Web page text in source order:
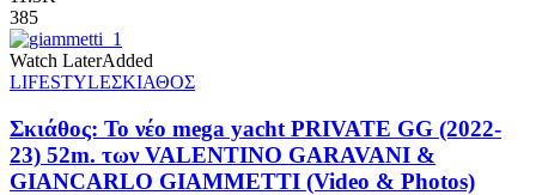
385
Watch LaterAdded
LIFESTYLEΣΚΙΑΘΟΣ
Σκιάθος: Το νέο mega yacht PRIVATE GG (2022-
23) 52m. των VALENTINO GARAVANI &
GIANCARLO GIAMMETTI (Video & Photos)